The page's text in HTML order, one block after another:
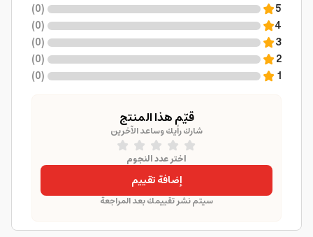
5
(
0
)
4
(
0
)
3
(
0
)
2
(
0
)
1
(
0
)
قيّم هذا المنتج
شارك رأيك وساعد الآخرين
اختر عدد النجوم
إضافة تقييم
سيتم نشر تقييمك بعد المراجعة